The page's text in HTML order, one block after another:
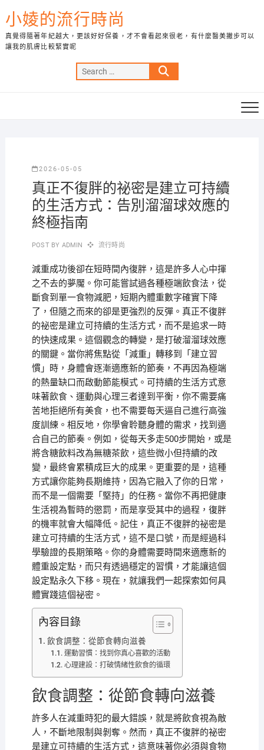
to
content
小婈的流行時尚
真覺得隨著年紀越大，更該好好保養，才不會看起來很老，有什麼醫美撇步可以
讓我的肌膚比較緊實呢
Search
…
2026-05-05
真正不復胖的祕密是建立可持續
的生活方式：告別溜溜球效應的
終極指南
POST BY ADMIN 流行時尚
減重成功後卻在短時間內復胖，這是許多人心中揮
之不去的夢魘。你可能嘗試過各種極端飲食法，從
斷食到單一食物減肥，短期內體重數字確實下降
了，但隨之而來的卻是更強烈的反彈。真正不復胖
的祕密是建立可持續的生活方式，而不是追求一時
的快速成果。這個觀念的轉變，是打破溜溜球效應
的關鍵。當你將焦點從「減重」轉移到「建立習
慣」時，身體會逐漸適應新的節奏，不再因為極端
的熱量缺口而啟動節能模式。可持續的生活方式意
味著飲食、運動與心理三者達到平衡，你不需要痛
苦地拒絕所有美食，也不需要每天逼自己進行高強
度訓練。相反地，你學會聆聽身體的需求，找到適
合自己的節奏。例如，從每天多走500步開始，或是
將含糖飲料改為無糖茶飲，這些微小但持續的改
變，最終會累積成巨大的成果。更重要的是，這種
方式讓你能夠長期維持，因為它融入了你的日常，
而不是一個需要「堅持」的任務。當你不再把健康
生活視為暫時的懲罰，而是享受其中的過程，復胖
的機率就會大幅降低。記住，真正不復胖的祕密是
建立可持續的生活方式，這不是口號，而是經過科
學驗證的長期策略。你的身體需要時間來適應新的
體重設定點，而只有透過穩定的習慣，才能讓這個
設定點永久下移。現在，就讓我們一起探索如何具
體實踐這個祕密。
內容目錄
飲食調整：從節食轉向滋養
運動習慣：找到你真心喜歡的活動
心理建設：打破情緒性飲食的循環
飲食調整：從節食轉向滋養
許多人在減重時犯的最大錯誤，就是將飲食視為敵
人，不斷地限制與剝奪。然而，真正不復胖的祕密
是建立可持續的生活方式，這意味著你必須與食物